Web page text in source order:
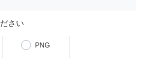
さい
PNG